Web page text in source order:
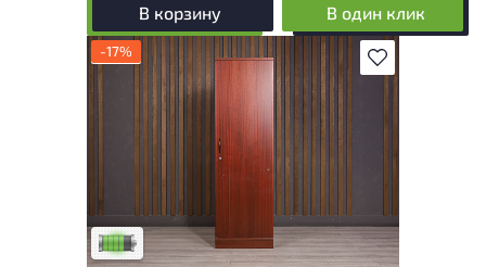
В корзину В один клик
В избранное
-17%
У товара присутствуют незначительные
следы эксплуатации, не влияющие на
Низкая степень износа